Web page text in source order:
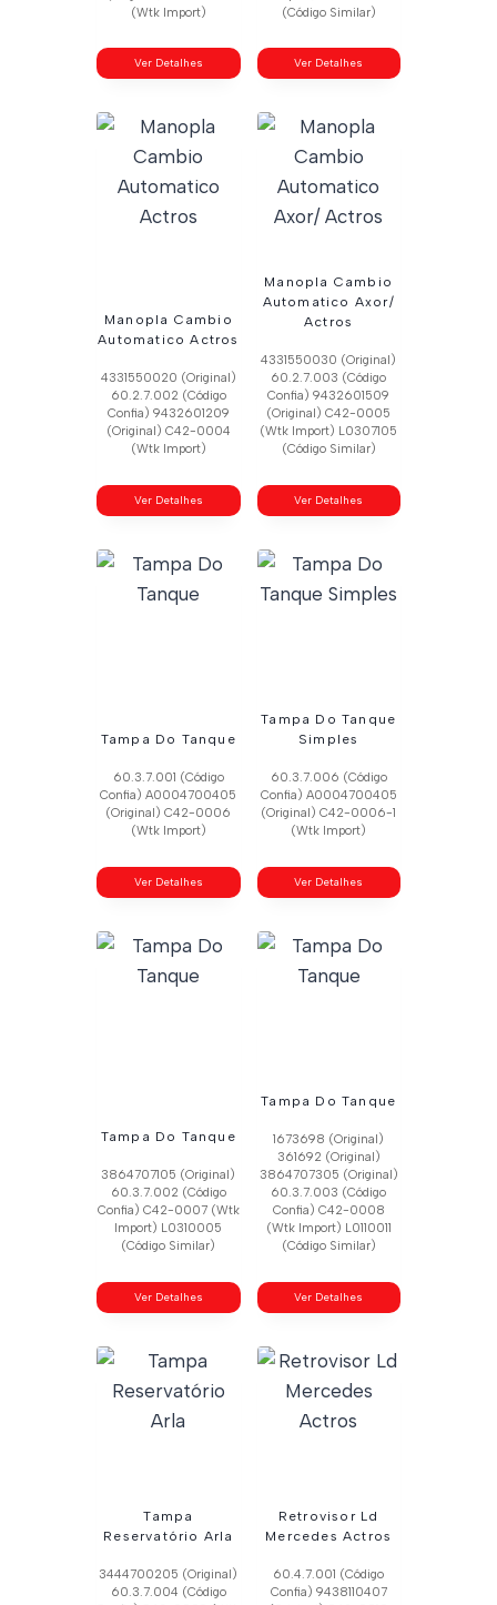
(Wtk Import)
Ver Detalhes
(Código Similar)
Ver Detalhes
Manopla Cambio
Automatico Actros
4331550020 (Original)
60.2.7.002 (Código
Confia) 9432601209
(Original) C42-0004
(Wtk Import)
Ver Detalhes
Manopla Cambio
Automatico Axor/
Actros
4331550030 (Original)
60.2.7.003 (Código
Confia) 9432601509
(Original) C42-0005
(Wtk Import) L0307105
(Código Similar)
Ver Detalhes
Tampa Do Tanque
60.3.7.001 (Código
Confia) A0004700405
(Original) C42-0006
(Wtk Import)
Ver Detalhes
Tampa Do Tanque
Simples
60.3.7.006 (Código
Confia) A0004700405
(Original) C42-0006-1
(Wtk Import)
Ver Detalhes
Tampa Do Tanque
3864707105 (Original)
60.3.7.002 (Código
Confia) C42-0007 (Wtk
Import) L0310005
(Código Similar)
Ver Detalhes
Tampa Do Tanque
1673698 (Original)
361692 (Original)
3864707305 (Original)
60.3.7.003 (Código
Confia) C42-0008
(Wtk Import) L0110011
(Código Similar)
Ver Detalhes
Tampa
Reservatório Arla
3444700205 (Original)
60.3.7.004 (Código
Retrovisor Ld
Mercedes Actros
60.4.7.001 (Código
Confia) 9438110407